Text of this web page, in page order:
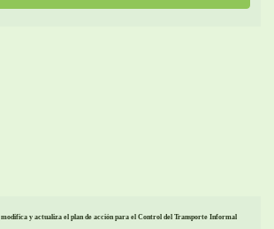
modifica y actualiza el plan de acción para el Control del Transporte Informal